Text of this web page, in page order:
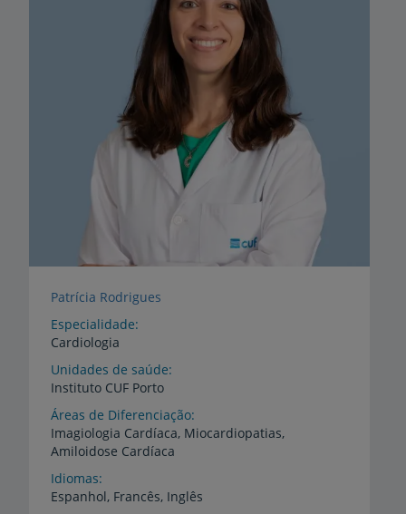
Patrícia Rodrigues
Especialidade
Cardiologia
Unidades de saúde
Instituto CUF Porto
Áreas de Diferenciação
Imagiologia Cardíaca, Miocardiopatias,
Amiloidose Cardíaca
Idiomas
Espanhol, Francês, Inglês